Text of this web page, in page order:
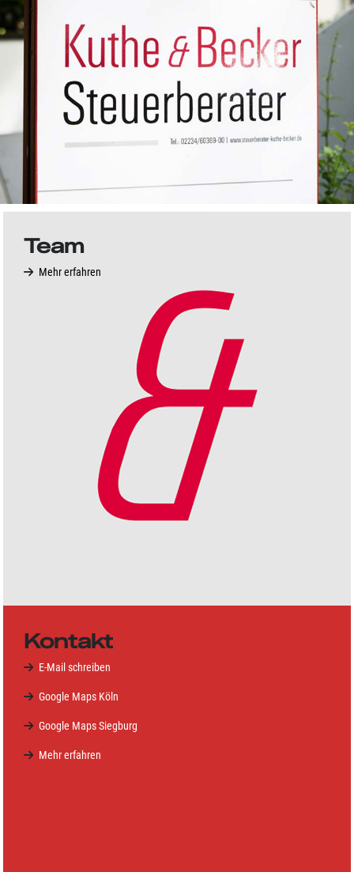
Team
Mehr erfahren
Kontakt
E-Mail schreiben
Google Maps Köln
Google Maps Siegburg
Mehr erfahren